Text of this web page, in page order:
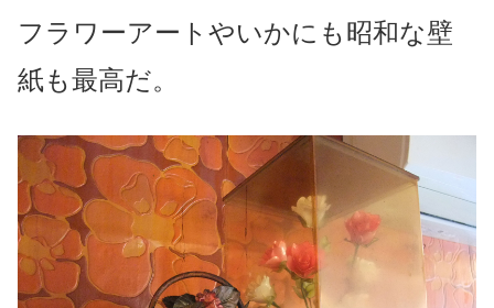
フラワーアートやいかにも昭和な壁
紙も最高だ。